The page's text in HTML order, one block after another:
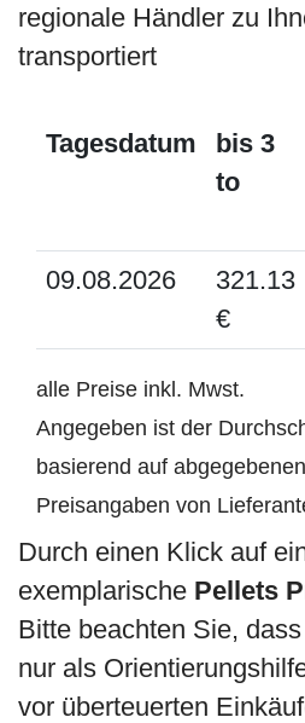
regionale Händler zu
transportiert
Tagesdatum
bis 3
to
09.08.2026
321.13
€
alle Preise inkl. Mwst.
Angegeben ist der
basierend auf
Preisangaben von
Durch einen Klick auf
exemplarische Pellets
Bitte beachten Sie,
nur als
vor überteuerten